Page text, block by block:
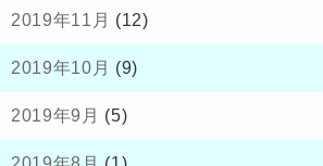
2019年11月 (12)
2019年10月 (9)
2019年9月 (5)